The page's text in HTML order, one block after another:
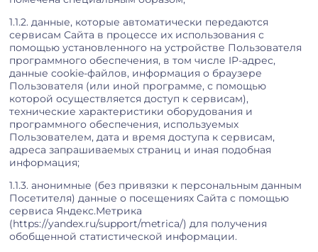
1.1.2. данные, которые автоматически передаются
сервисам Сайта в процессе их использования с
помощью установленного на устройстве Пользователя
программного обеспечения, в том числе IP-адрес,
данные cookie-файлов, информация о браузере
Пользователя (или иной программе, с помощью
которой осуществляется доступ к сервисам),
технические характеристики оборудования и
программного обеспечения, используемых
Пользователем, дата и время доступа к сервисам,
адреса запрашиваемых страниц и иная подобная
информация;
1.1.3. анонимные (без привязки к персональным данным
Посетителя) данные о посещениях Сайта с помощью
сервиса Яндекс.Метрика
(https://yandex.ru/support/metrica/) для получения
обобщенной статистической информации.